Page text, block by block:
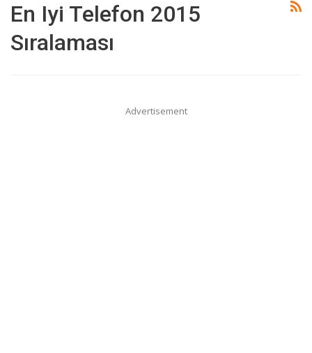
En Iyi Telefon 2015
Sıralaması
Advertisement